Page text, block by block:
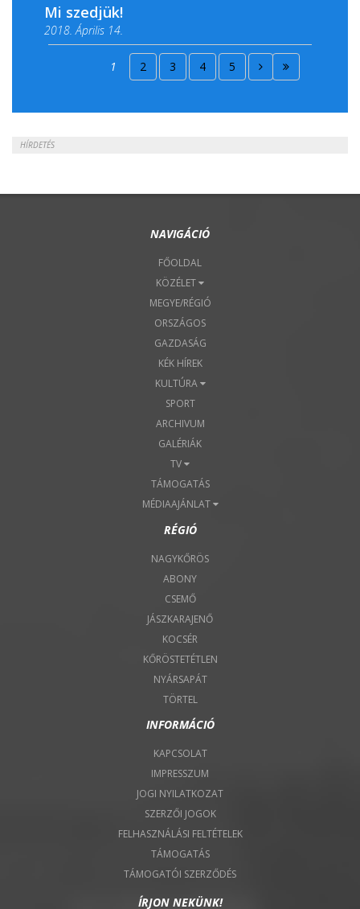
Mi szedjük!
2018. Április 14.
2018. Április 15.
1 2 3 4 5
HÍRDETÉS
NAVIGÁCIÓ
FŐOLDAL
KÖZÉLET
MEGYE/RÉGIÓ
ORSZÁGOS
GAZDASÁG
KÉK HÍREK
KULTÚRA
SPORT
ARCHIVUM
GALÉRIÁK
TV
TÁMOGATÁS
MÉDIAAJÁNLAT
RÉGIÓ
NAGYKŐRÖS
ABONY
CSEMŐ
JÁSZKARAJENŐ
KOCSÉR
KŐRÖSTETÉTLEN
NYÁRSAPÁT
TÖRTEL
INFORMÁCIÓ
KAPCSOLAT
IMPRESSZUM
JOGI NYILATKOZAT
SZERZŐI JOGOK
FELHASZNÁLÁSI FELTÉTELEK
TÁMOGATÁS
TÁMOGATÓI SZERZŐDÉS
ÍRJON NEKÜNK!